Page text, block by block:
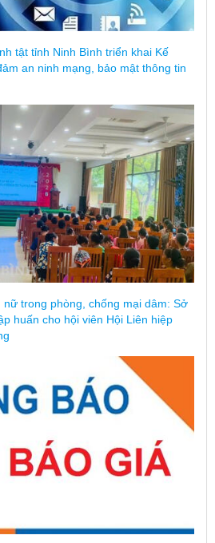
tật tỉnh Ninh Bình triển khai Kế
an ninh mạng, bảo mật thông tin
nữ trong phòng, chống mại dâm: Sở
huấn cho hội viên Hội Liên hiệp